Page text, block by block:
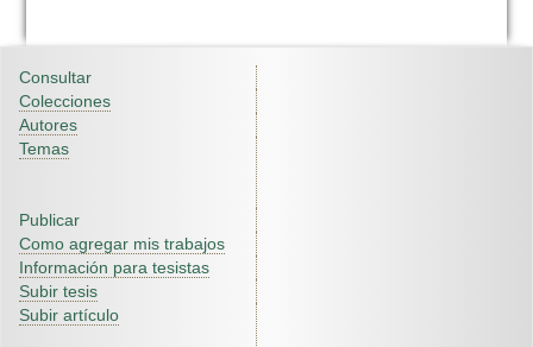
Consultar
Colecciones
Autores
Temas
Publicar
Como agregar mis trabajos
Información para tesistas
Subir tesis
Subir artículo